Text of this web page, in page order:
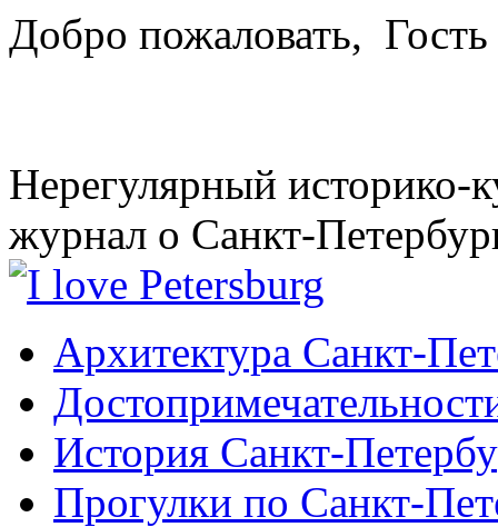
Добро пожаловать, Гость
Нерегулярный историко-
журнал о Санкт-
Архитектура Санкт-
История Санкт-
Прогулки по Санкт-